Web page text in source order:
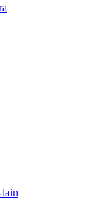
lain